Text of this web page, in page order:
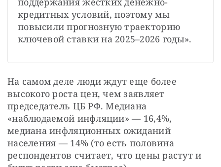
кредитных условий, поэтому мы
повысили прогнозную траекторию
ключевой ставки на 2025–2026 годы».
На самом деле люди ждут еще более
высокого роста цен, чем заявляет
председатель ЦБ РФ. Медиана
«наблюдаемой инфляции» — 16,4%,
медиана инфляционных ожиданий
населения — 14% (то есть половина
респондентов считает, что цены растут и